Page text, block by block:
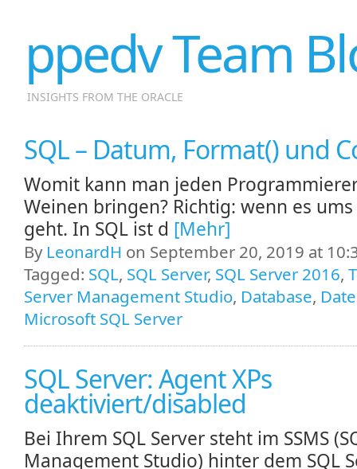
ppedv Team
INSIGHTS FROM THE ORACLE
SQL – Datum, Format() und
Womit kann man jeden
Weinen bringen? Richtig: wenn es
geht. In SQL ist d [Mehr]
By LeonardH on September 20, 2019 at
Tagged: SQL, SQL Server, SQL Server 2016,
Server Management Studio, Database,
Microsoft SQL Server
SQL Server: Agent XPs
deaktiviert/disabled
Bei Ihrem SQL Server steht im SSMS
Management Studio) hinter dem SQL